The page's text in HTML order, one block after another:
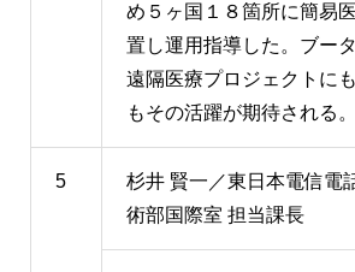
め５ヶ国１８箇所に簡易
置し運用指導した。ブー
遠隔医療プロジェクトに
もその活躍が期待される。
5
杉井 賢一／東日本電信電
術部国際室 担当課長